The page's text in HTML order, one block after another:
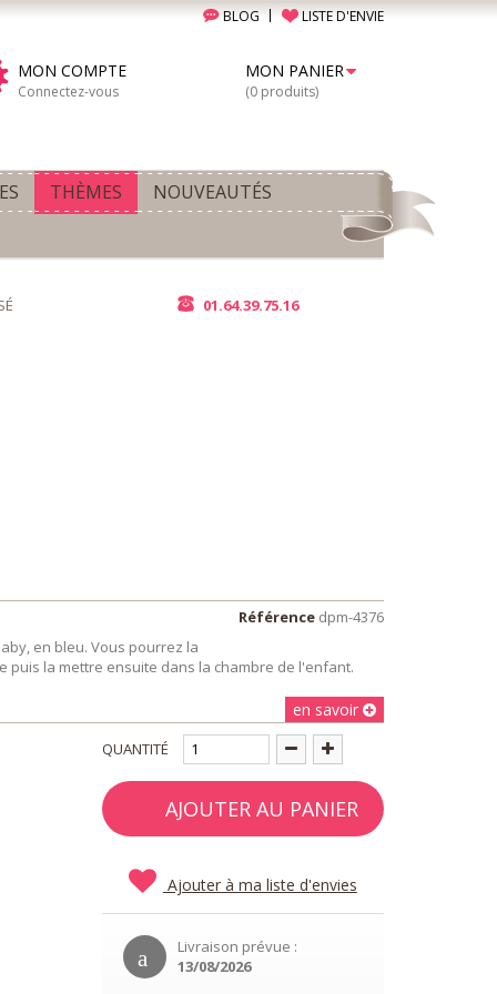
BLOG LISTE D'ENVIE
MON COMPTE
Connectez-vous
MON PANIER
(0 produits)
THÈMES NOUVEAUTÉS
01.64.39.75.16
Référence dpm-4376
en bleu. Vous pourrez la
la mettre ensuite dans la chambre de l'enfant.
en savoir
QUANTITÉ
AJOUTER AU PANIER
Ajouter à ma liste d'envies
Livraison prévue :
13/08/2026